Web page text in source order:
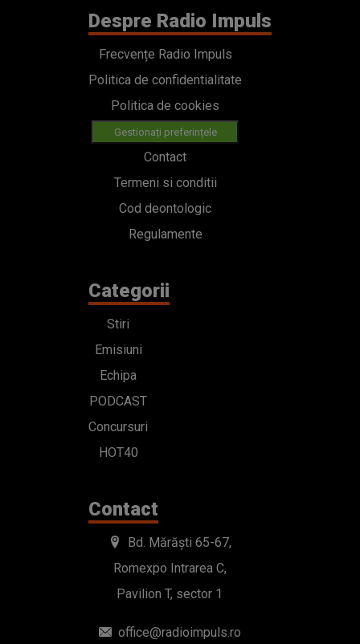
Despre Radio Impuls
Frecvențe Radio Impuls
Politica de confidentialitate
Politica de cookies
Gestionați preferințele
Contact
Termeni si conditii
Cod deontologic
Regulamente
Categorii
Stiri
Emisiuni
Echipa
PODCAST
Concursuri
HOT40
Contact
Bd. Mărăști 65-67,
Romexpo Intrarea C,
Pavilion T, sector 1
office@radioimpuls.ro